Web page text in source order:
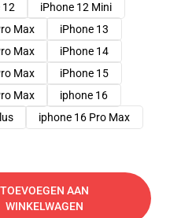
12
iPhone 12 Mini
Max
iPhone 13
Max
iPhone 14
Max
iPhone 15
Max
iphone 16
iphone 16 Pro Max
TOEVOEGEN AAN
WINKELWAGEN